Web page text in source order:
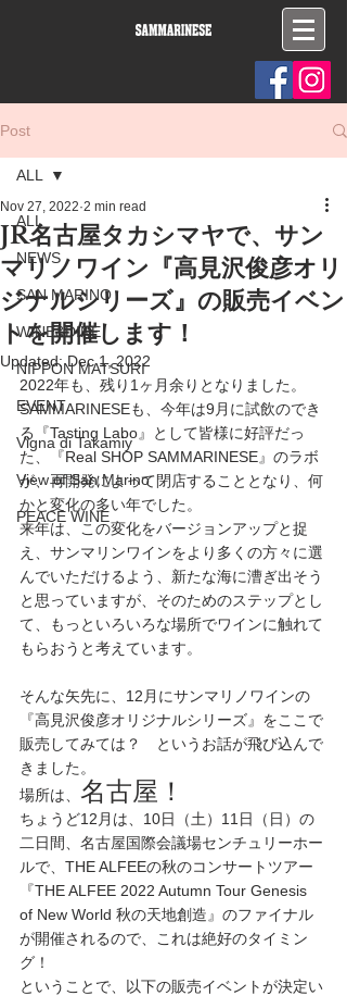
Post
ALL
NEWS
SAN MARINO
WINE&DINE
NIPPON MATSURI
EVENT
Vigna di Takamiy
View of San Marino
PEACE WINE
ALL
JR名古屋タカシマヤで、サン
マリノワイン『高見沢俊彦オリ
ジナルシリーズ』の販売イベン
トを開催します！
Nov 27, 2022 2 min read
Updated:Dec 1, 2022
2022年も、残り1ヶ月余りとなりました。
SAMMARINESEも、今年は9月に試飲のでき
る『Tasting Labo』として皆様に好評だっ
た、『Real SHOP SAMMARINESE』のラボ
が、再開発によって閉店することとなり、何
かと変化の多い年でした。
来年は、この変化をバージョンアップと捉
え、サンマリンワインをより多くの方々に選
んでいただけるよう、新たな海に漕ぎ出そう
と思っていますが、そのためのステップとし
て、もっといろいろな場所でワインに触れて
もらおうと考えています。
そんな矢先に、12月にサンマリノワインの
『高見沢俊彦オリジナルシリーズ』をここで
販売してみては？　というお話が飛び込んで
きました。
場所は、 名古屋！
ちょうど12月は、10日（土）11日（日）の
二日間、名古屋国際会議場センチュリーホー
ルで、THE ALFEEの秋のコンサートツアー
『THE ALFEE 2022 Autumn Tour Genesis
of New World 秋の天地創造』のファイナル
が開催されるので、これは絶好のタイミン
グ！
ということで、以下の販売イベントが決定い